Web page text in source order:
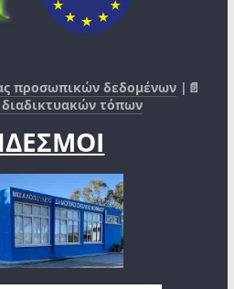
προσωπικών δεδομένων |📄
τόπων